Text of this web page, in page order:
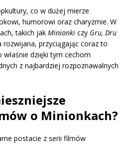
co w dużej mierze
humorowi oraz charyzmie. W
takich jak Minionki czy Gru, Dru
rozwijana, przyciągając coraz to
dzięki tym cechom
z najbardziej rozpoznawalnych
o Minionkach?
postacie z serii filmów